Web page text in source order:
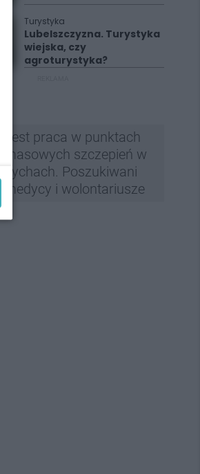
Turystyka
Lubelszczyzna. Turystyka
wiejska, czy
agroturystyka?
Jest praca w punktach
masowych szczepień w
Tychach. Poszukiwani
medycy i wolontariusze